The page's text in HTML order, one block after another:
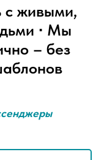
с живыми,
∙ Мы
– без